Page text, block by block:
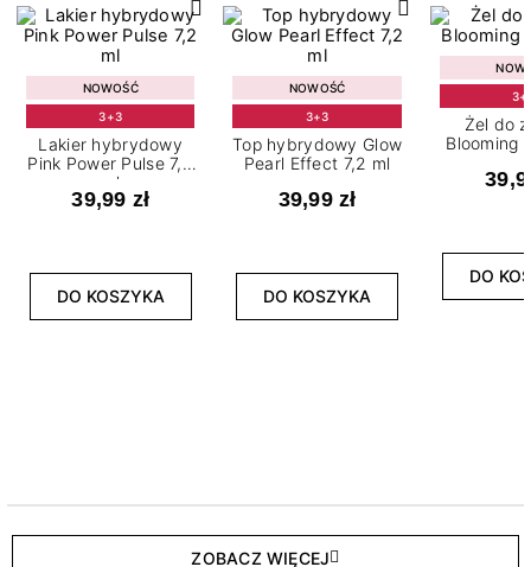
NOWOŚĆ
3+3
Lakier hybrydowy
Pink Power Pulse 7,2
ml
39,99 zł
DO KOSZYKA
NOWOŚĆ
3+3
Top hybrydowy Glow
Pearl Effect 7,2 ml
39,99 zł
DO KOSZYKA
Żel do
Blooming
DO
ZOBACZ WIĘCEJ